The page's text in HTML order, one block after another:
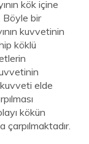
kök içine
Böyle bir
kuvvetinin
köklü
elde
kökün
çarpılmaktadır.